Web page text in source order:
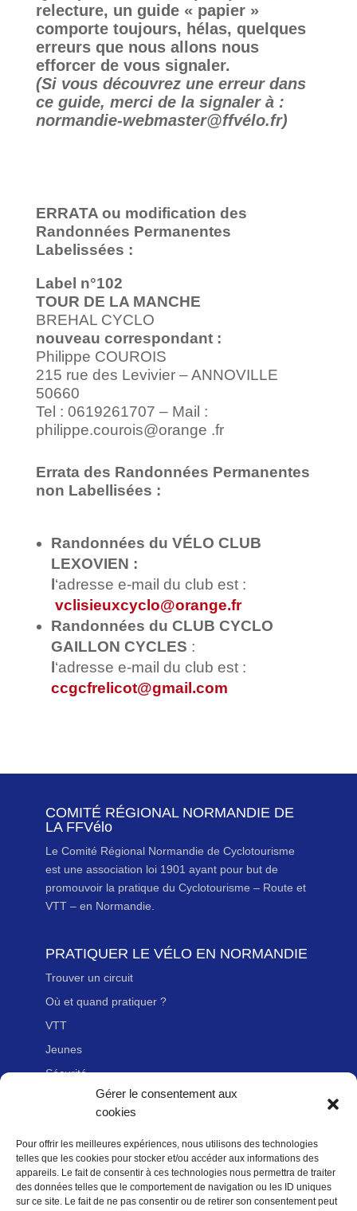
Gérer le consentement aux
cookies
Pour offrir les meilleures expériences, nous utilisons des technologies
telles que les cookies pour stocker et/ou accéder aux informations des
appareils. Le fait de consentir à ces technologies nous permettra de traiter
des données telles que le comportement de navigation ou les ID uniques
sur ce site. Le fait de ne pas consentir ou de retirer son consentement peut
relecture, un guide « papier »
comporte toujours, hélas, quelques
erreurs que nous allons nous
efforcer de vous signaler.
(Si vous découvrez une erreur dans
ce guide, merci de la signaler à :
normandie-webmaster@ffvélo.fr)
ERRATA ou modification des
Randonnées Permanentes
Labelissées :
Label n°102
TOUR DE LA MANCHE
BREHAL CYCLO
nouveau correspondant :
Philippe COUROIS
215 rue des Levivier – ANNOVILLE
50660
Tel : 0619261707 – Mail :
philippe.courois@orange .fr
Errata des Randonnées Permanentes
non Labellisées :
Randonnées du VÉLO CLUB
LEXOVIEN :
‘adresse e-mail du club est :
vclisieuxcyclo@orange.fr
Randonnées du CLUB CYCLO
GAILLON CYCLES :
‘adresse e-mail du club est :
ccgcfrelicot@gmail.com
COMITÉ RÉGIONAL NORMANDIE DE
LA FFVélo
Le Comité Régional Normandie de Cyclotourisme
est une association loi 1901 ayant pour but de
promouvoir la pratique du Cyclotourisme – Route et
VTT – en Normandie.
PRATIQUER LE VÉLO EN NORMANDIE
Trouver un circuit
Où et quand pratiquer ?
VTT
Jeunes
Sécurité
LIENS UTILES
Adhérer à la Fédération Française de cyclotourisme
Nous contacter